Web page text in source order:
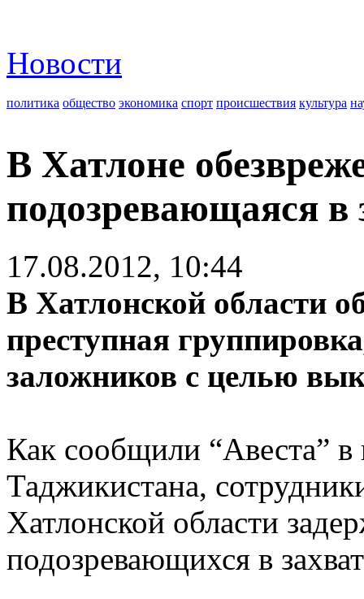
Новости
политика общество экономика спорт происшествия культура
В Хатлоне
подозревающаяся в
17.08.2012, 10:44
В Хатлонской области
преступная
заложников с целью
Как сообщили “Авеста”
Таджикистана,
Хатлонской области
подозревающихся в